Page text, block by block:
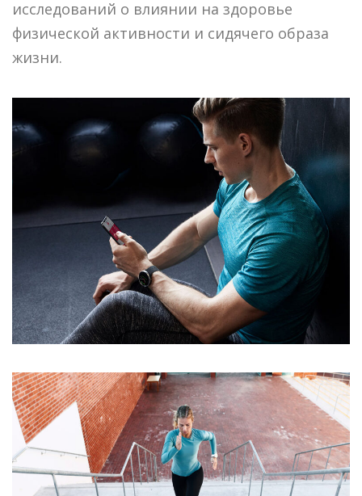
исследований о влиянии на здоровье
физической активности и сидячего образа
жизни.